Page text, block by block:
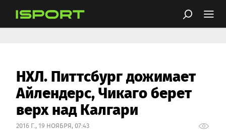
НХЛ. Питтсбург дожимает
Айлендерс, Чикаго берет
верх над Калгари
2016 Г., 19 НОЯБРЯ, 07:43